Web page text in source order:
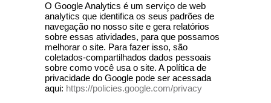
O Google Analytics é um serviço de web
analytics que identifica os seus padrões de
navegação no nosso site e gera relatórios
sobre essas atividades, para que possamos
melhorar o site. Para fazer isso, são
coletados-compartilhados dados pessoais
sobre como você usa o site. A política de
privacidade do Google pode ser acessada
aqui: https://policies.google.com/privacy